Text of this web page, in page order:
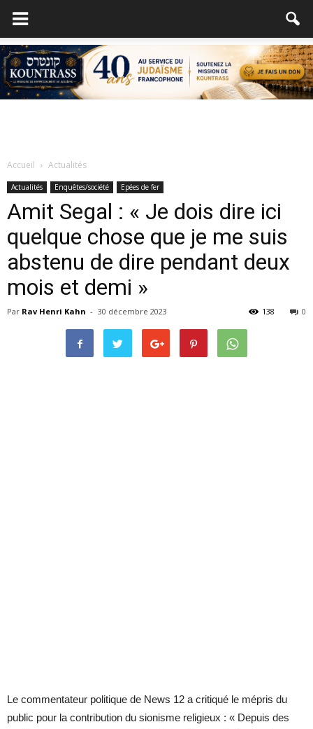
Accueil Actualités
Actualités Enquêtes/société Epées de fer
Amit Segal : « Je dois dire ici
quelque chose que je me suis
abstenu de dire pendant deux
mois et demi »
Par Rav Henri Kahn - 30 décembre 2023 0
138
Le commentateur politique de News 12 a critiqué le mépris du
public pour la contribution du sionisme religieux : « Depuis des